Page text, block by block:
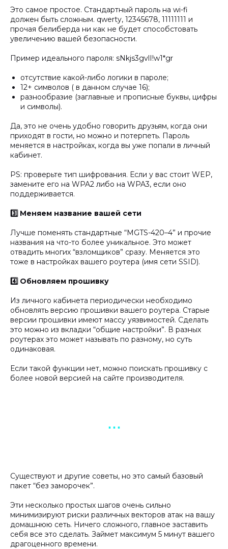
Это самое простое. Стандартный пароль на wi-fi
должен быть сложным. qwerty, 12345678, 11111111 и
прочая белиберда ни как не будет способстовать
увеличению вашей безопасности.
Пример идеального пароля: sNkjs3gvlI!w1*gr
отсутствие какой-либо логики в пароле;
12+ символов ( в данном случае 16);
разнообразие (заглавные и прописные буквы, цифры
и символы).
Да, это не очень удобно говорить друзьям, когда они
приходят в гости, но можно и потерпеть. Пароль
меняется в настройках, когда вы уже попали в личный
кабинет.
PS: проверьте тип шифрования. Если у вас стоит WEP,
замените его на WPA2 либо на WPA3, если оно
поддерживается.
3️⃣ Меняем название вашей сети
Лучше поменять стандартные “MGTS-420–4” и прочие
названия на что-то более уникальное. Это может
отвадить многих “взломщиков” сразу. Меняется это
тоже в настройках вашего роутера (имя сети SSID).
4️⃣ Обновляем прошивку
Из личного кабинета периодически необходимо
обновлять версию прошивки вашего роутера. Старые
версии прошивки имеют массу уязвимостей. Сделать
это можно из вкладки “общие настройки”. В разных
роутерах это может называть по разному, но суть
одинаковая.
Если такой функции нет, можно поискать прошивку с
более новой версией на сайте производителя.
▪︎ ▪︎ ▪︎
Существуют и другие советы, но это самый базовый
пакет “без заморочек”.
Эти несколько простых шагов очень сильно
минимизируют риски различных векторов атак на вашу
домашнюю сеть. Ничего сложного, главное заставить
себя все это сделать. Займет максимум 5 минут вашего
драгоценного времени.